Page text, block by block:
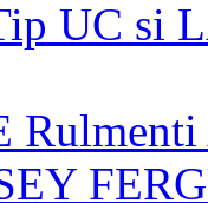
UC si